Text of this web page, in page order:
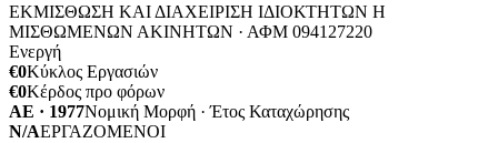
ΕΚΜΙΣΘΩΣΗ ΚΑΙ ΔΙΑΧΕΙΡΙΣΗ ΙΔΙΟΚΤΗΤΩΝ Η
ΜΙΣΘΩΜΕΝΩΝ ΑΚΙΝΗΤΩΝ · ΑΦΜ 094127220
Ενεργή
€0Κύκλος Εργασιών
€0Κέρδος προ φόρων
ΑΕ · 1977Νομική Μορφή · Έτος Καταχώρησης
N/AΕΡΓΑΖΟΜΕΝΟΙ